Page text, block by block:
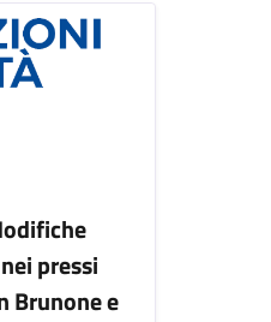
pressi
Brunone e